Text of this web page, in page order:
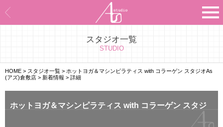
スタジオ一覧
STUDIO
HOME > スタジオ一覧 > ホットヨガ＆マシンピラティス with コラーゲン スタジオAs
(アズ)倉敷店 > 新着情報 > 詳細
ホットヨガ＆マシンピラティス with コラーゲン スタジ
Asのコンセプト
Asのナビゲーションシステム
施設紹介